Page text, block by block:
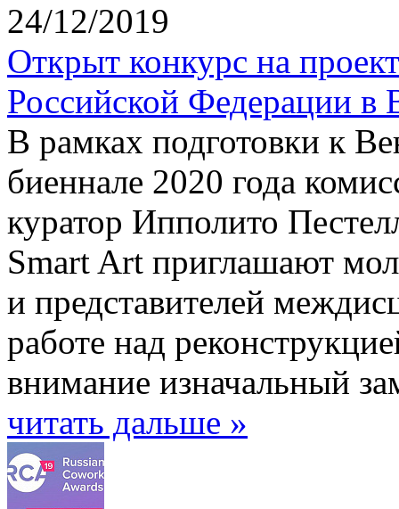
24/12/2019
Открыт конкурс на
Российской Федерации в
В рамках подготовки к
биеннале 2020 года
куратор Ипполито
Smart Art приглашают
и представителей
работе над
внимание изначальный
читать дальше »